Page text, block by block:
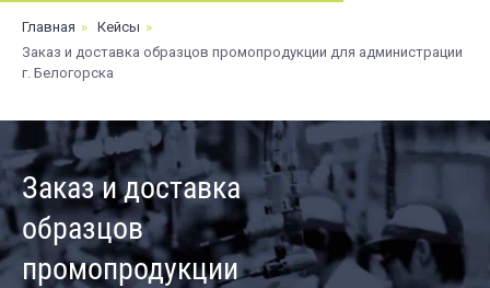
Главная » Кейсы »
Заказ и доставка образцов промопродукции для администрации
г. Белогорска
Заказ и доставка
образцов
промопродукции